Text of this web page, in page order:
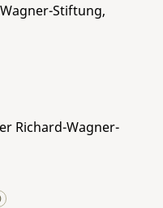
Stiftung,
Richard-Wagner-